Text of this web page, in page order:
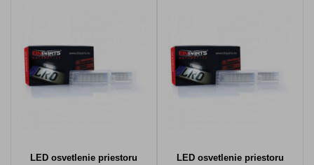
LED osvetlenie priestoru
LED osvetlenie priestoru